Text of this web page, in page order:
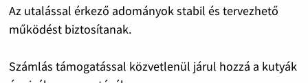
Az utalással érkező adományok stabil és tervezhető
működést biztosítanak.
Számlás támogatással közvetlenül járul hozzá a kutyák